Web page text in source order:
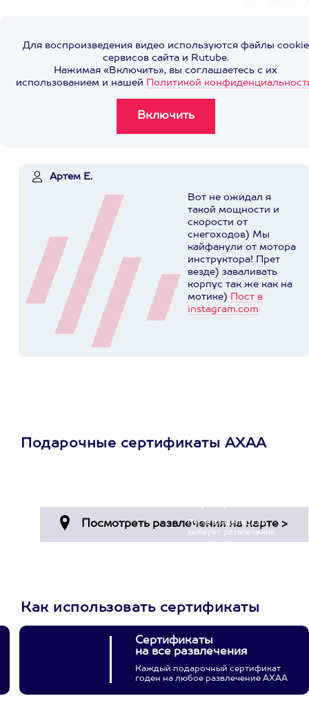
Для воспроизведения видео используются файлы cookie
сервисов сайта и Rutube.
Нажимая «Включить», вы соглашаетесь с их
использованием и нашей Политикой
Артем Е.
Вот не ожидал я
такой мощности и
скорости от
снегоходов) Мы
кайфанули от мотора
инструктора! Прет
везде) заваливать
корпус так же как на
мотике) Пост в
instagram.com
Подарочные сертификаты АХАА
Пусть владелец сам
выберет развлечение.
Как использовать сертификаты
Сертификаты
на все развлечения
Каждый подарочный сертификат
годен на любое развлечение АХАА